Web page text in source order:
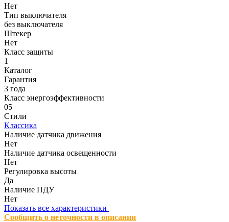
Нет
Тип выключателя
без выключателя
Штекер
Нет
Класс защиты
1
Каталог
Гарантия
3 года
Класс энергоэффективности
05
Стили
Классика
Наличие датчика движения
Нет
Наличие датчика освещенности
Нет
Регулировка высоты
Да
Наличие ПДУ
Нет
Показать все характеристики
Сообщить о неточности в описании